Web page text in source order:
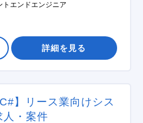
トエンドエンジニア
詳細を見る
】リース業向けシス
人・案件